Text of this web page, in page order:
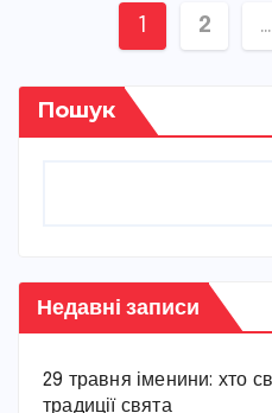
Пагінація
записів
1 2 …
Пошук
Недавні записи
29 травня іменини: хто
традиції свята